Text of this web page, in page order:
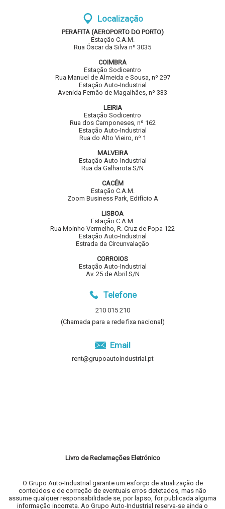
Localização
PERAFITA (AEROPORTO DO PORTO)
Estação C.A.M.
Rua Óscar da Silva nº 3035
COIMBRA
Estação Sodicentro
Rua Manuel de Almeida e Sousa, nº 297
Estação Auto-Industrial
Avenida Fernão de Magalhães, nº 333
LEIRIA
Estação Sodicentro
Rua dos Camponeses, nº 162
Estação Auto-Industrial
Rua do Alto Vieiro, nº 1
MALVEIRA
Estação Auto-Industrial
Rua da Galharota S/N
CACÉM
Estação C.A.M.
Zoom Business Park, Edifício A
LISBOA
Estação C.A.M.
Rua Moinho Vermelho, R. Cruz de Popa 122
Estação Auto-Industrial
Estrada da Circunvalação
CORROIOS
Estação Auto-Industrial
Av. 25 de Abril S/N
Telefone
210 015 210
(Chamada para a rede fixa nacional)
Email
rent@grupoautoindustrial.pt
Livro de Reclamações Eletrónico
O Grupo Auto-Industrial garante um esforço de atualização de
conteúdos e de correção de eventuais erros detetados, mas não
assume qualquer responsabilidade se, por lapso, for publicada alguma
informação incorreta. Ao Grupo Auto-Industrial reserva-se ainda o